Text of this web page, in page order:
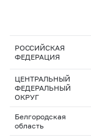
РОССИЙСКАЯ
ФЕДЕРАЦИЯ
ЦЕНТРАЛЬНЫЙ
ФЕДЕРАЛЬНЫЙ
ОКРУГ
Белгородская
область